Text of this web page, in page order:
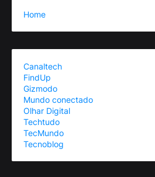
Home
Canaltech
FindUp
Gizmodo
Mundo conectado
Olhar Digital
Techtudo
TecMundo
Tecnoblog